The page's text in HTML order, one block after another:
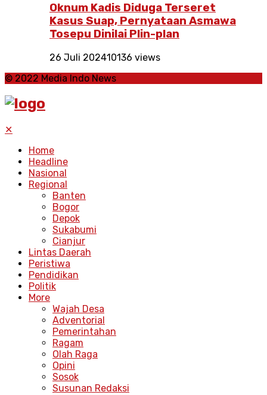
Oknum Kadis Diduga Terseret
Kasus Suap, Pernyataan Asmawa
Tosepu Dinilai Plin-plan
26 Juli 202410136 views
© 2022 Media Indo News
✕
Home
Headline
Nasional
Regional
Banten
Bogor
Depok
Sukabumi
Cianjur
Lintas Daerah
Peristiwa
Pendidikan
Politik
More
Wajah Desa
Adventorial
Pemerintahan
Ragam
Olah Raga
Opini
Sosok
Susunan Redaksi